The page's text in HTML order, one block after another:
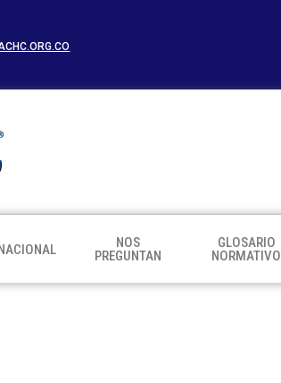
NOS
PREGUNTAN
GLOSARIO
NORMATIVO